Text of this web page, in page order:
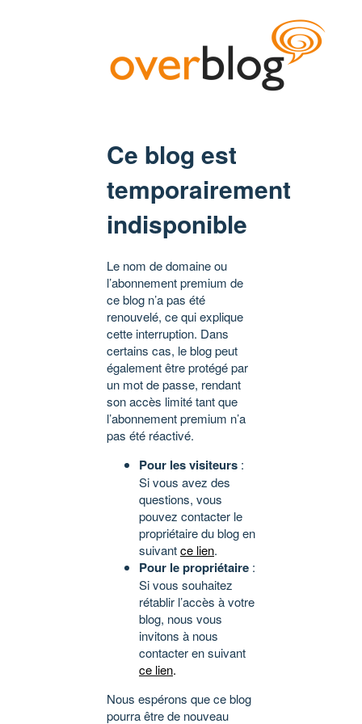
Ce blog est
temporairement
indisponible
Le nom de domaine ou
l’abonnement premium de
ce blog n’a pas été
renouvelé, ce qui explique
cette interruption. Dans
certains cas, le blog peut
également être protégé par
un mot de passe, rendant
son accès limité tant que
l’abonnement premium n’a
pas été réactivé.
Pour les visiteurs :
Si vous avez des
questions, vous
pouvez contacter le
propriétaire du blog en
suivantce lien.
Pour le propriétaire :
Si vous souhaitez
rétablir l’accès à votre
blog, nous vous
invitons à nous
contacter en suivant
ce lien.
Nous espérons que ce blog
pourra être de nouveau